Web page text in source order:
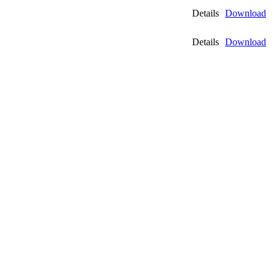
Download
Details
Download
Details